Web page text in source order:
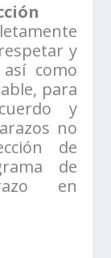
y
como
para
y
no
de
de
en